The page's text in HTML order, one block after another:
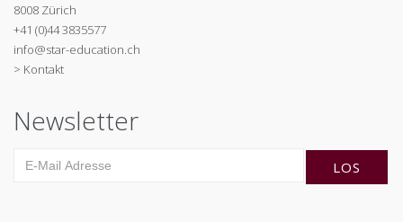
8008 Zürich
+41 (0)44 3835577
info@star-education.ch
> Kontakt
Newsletter